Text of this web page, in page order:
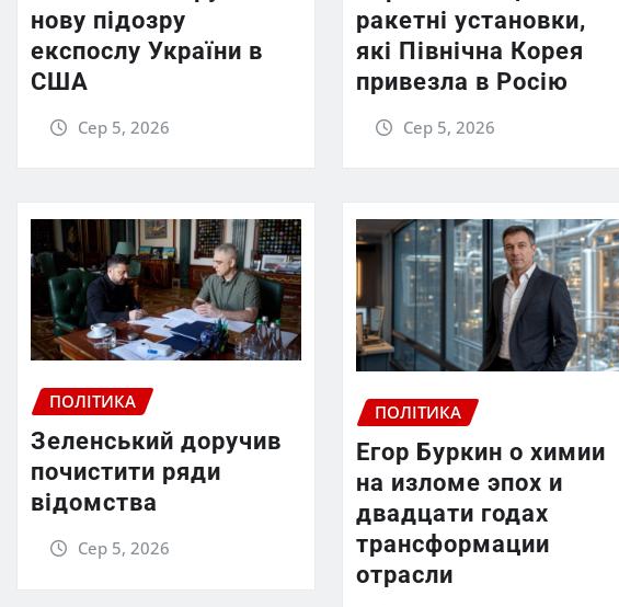
нову підозру
експослу України в
США
Сер 5, 2026
ракетні установки,
які Північна Корея
привезла в Росію
Сер 5, 2026
ПОЛІТИКА
Зеленський доручив
почистити ряди
відомства
Сер 5, 2026
ПОЛІТИКА
Егор Буркин о химии
на изломе эпох и
двадцати годах
трансформации
отрасли